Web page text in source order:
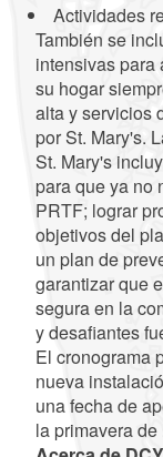
Actividades
También se
intensivas para
su hogar
alta y servicios
por St. Mary's.
St. Mary's
para que ya no
PRTF; lograr
objetivos del
un plan de
garantizar que
segura en la
y desafiantes
El cronograma
nueva
una fecha de
la primavera